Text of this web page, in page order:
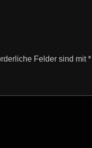
Felder sind mit*